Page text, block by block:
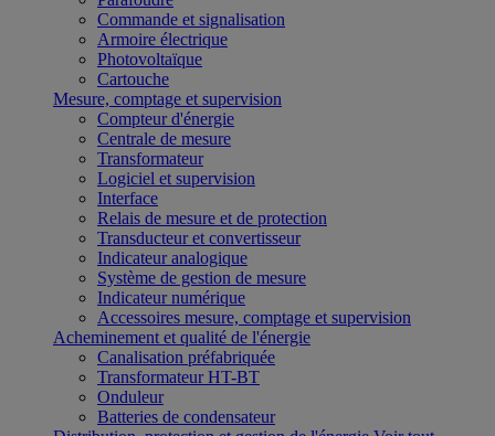
Commande et signalisation
Armoire électrique
Photovoltaïque
Cartouche
Mesure, comptage et supervision
Compteur d'énergie
Centrale de mesure
Transformateur
Logiciel et supervision
Interface
Relais de mesure et de protection
Transducteur et convertisseur
Indicateur analogique
Système de gestion de mesure
Indicateur numérique
Accessoires mesure, comptage et supervision
Acheminement et qualité de l'énergie
Canalisation préfabriquée
Transformateur HT-BT
Onduleur
Batteries de condensateur